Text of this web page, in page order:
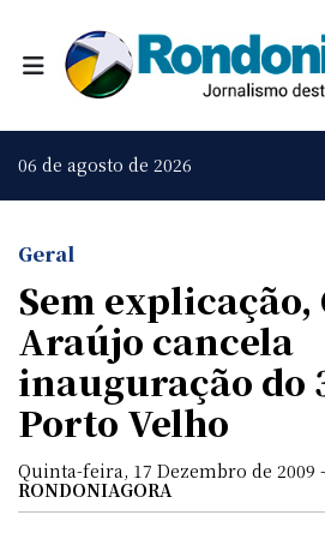
06 de agosto de 2026
Geral
Sem explicação,
Araújo cancela
inauguração do
Porto Velho
Quinta-feira, 17 Dezembro de 2009
RONDONIAGORA